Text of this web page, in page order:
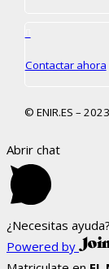
Contactar ahora
© ENIR.ES –
Abrir chat
¿Necesitas ayuda?
Powered by